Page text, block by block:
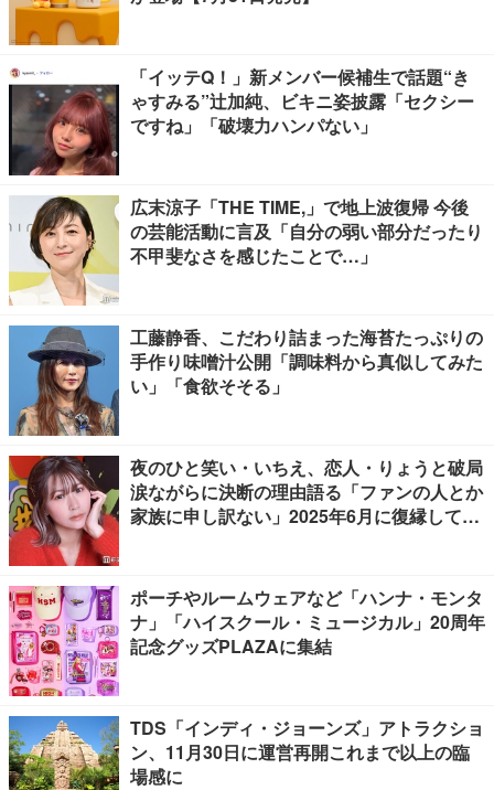
「イッテQ！」新メンバー候補生で話題“き
ゃすみる”辻加純、ビキニ姿披露「セクシー
ですね」「破壊力ハンパない」
広末涼子「THE TIME,」で地上波復帰 今後
の芸能活動に言及「自分の弱い部分だったり
不甲斐なさを感じたことで…」
工藤静香、こだわり詰まった海苔たっぷりの
手作り味噌汁公開「調味料から真似してみた
い」「食欲そそる」
夜のひと笑い・いちえ、恋人・りょうと破局
涙ながらに決断の理由語る「ファンの人とか
家族に申し訳ない」2025年6月に復縁してい
ポーチやルームウェアなど「ハンナ・モンタ
ナ」「ハイスクール・ミュージカル」20周年
記念グッズPLAZAに集結
TDS「インディ・ジョーンズ」アトラクショ
ン、11月30日に運営再開これまで以上の臨
場感に